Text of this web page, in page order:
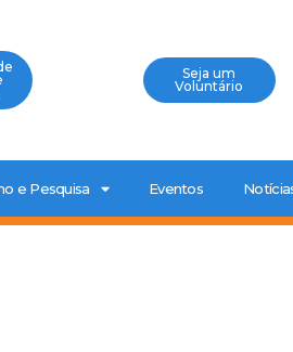
Seja um
Voluntário
e Pesquisa Eventos